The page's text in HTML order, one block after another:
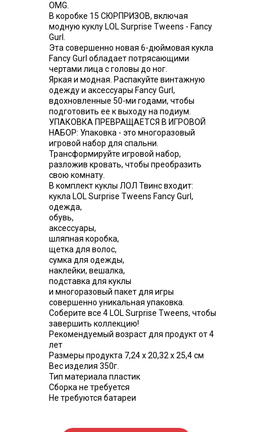
OMG.
В коробке 15 СЮРПРИЗОВ, включая
модную куклу LOL Surprise Tweens - Fancy
Gurl.
Эта совершенно новая 6-дюймовая кукла
Fancy Gurl обладает потрясающими
чертами лица с головы до ног.
Яркая и модная. Распакуйте винтажную
одежду и аксессуары Fancy Gurl,
вдохновленные 50-ми годами, чтобы
подготовить ее к выходу на подиум.
УПАКОВКА ПРЕВРАЩАЕТСЯ В ИГРОВОЙ
НАБОР: Упаковка - это многоразовый
игровой набор для спальни.
Трансформируйте игровой набор,
разложив кровать, чтобы преобразить
свою комнату.
В комплект куклы ЛОЛ Твинс входит:
кукла LOL Surprise Tweens Fancy Gurl,
одежда,
обувь,
аксессуары,
шляпная коробка,
щетка для волос,
сумка для одежды,
наклейки, вешалка,
подставка для куклы
и многоразовый пакет для игры
совершенно уникальная упаковка.
Соберите все 4 LOL Surprise Tweens, чтобы
завершить коллекцию!
Рекомендуемый возраст для продукт от 4
лет
Размеры продукта 7,24 х 20,32 х 25,4 см
Вес изделия 350г.
Тип материала пластик
Сборка не требуется
Не требуются батареи